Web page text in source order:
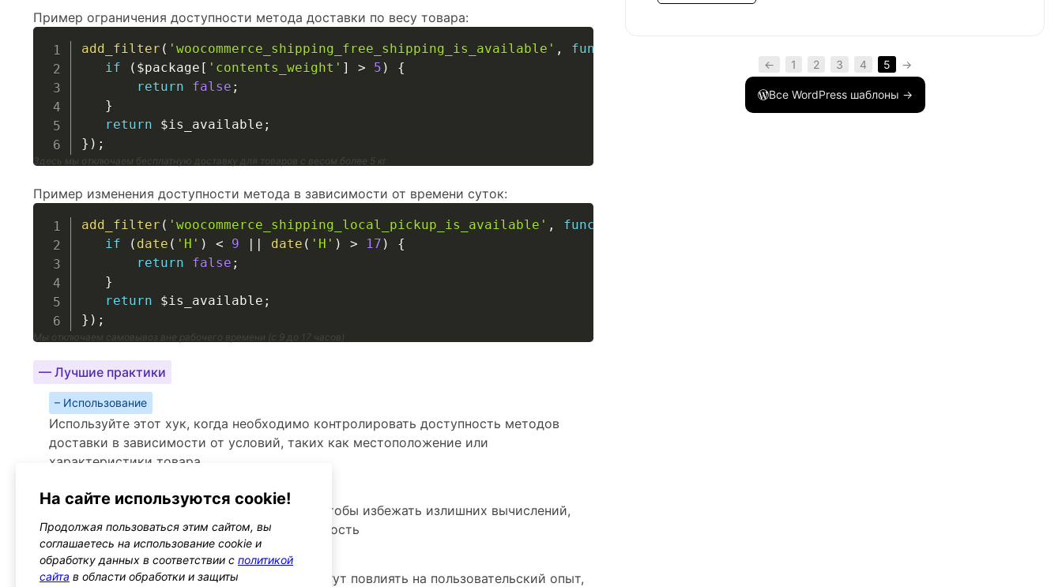
Пример ограничения доступности метода доставки по весу товара:
add_filter ( 'woocommerce_shipping_free_shipping_is_available' , function
if
( $package [ 'contents_weight' ] > 5 )
{
return
false ;
}
return
$is_available ;
} ) ;
Здесь мы отключаем бесплатную доставку для товаров с весом более 5 кг
Пример изменения доступности метода в зависимости от времени суток:
add_filter ( 'woocommerce_shipping_local_pickup_is_available' , function
if
( date ( 'H' ) < 9 || date ( 'H' ) > 17 )
{
return
false ;
}
return
$is_available ;
} ) ;
Мы отключаем самовывоз вне рабочего времени (с 9 до 17 часов)
— Лучшие практики
– Использование
Используйте этот хук, когда необходимо контролировать доступность методов
доставки в зависимости от условий, таких как местоположение или
характеристики товара
– Производительность
Проверьте условия, используемые в хуке, чтобы избежать излишних вычислений,
которые могут повлиять на производительность
– Предупреждения
Обязательно учитывайте, как изменения могут повлиять на пользовательский опыт,
← 1 2 3 4 5 →
Все WordPress шаблоны →
На сайте используются cookie!
Продолжая пользоваться этим сайтом, вы
соглашаетесь на использование cookie и
обработку данных в соответствии с политикой
сайта в области обработки и защиты